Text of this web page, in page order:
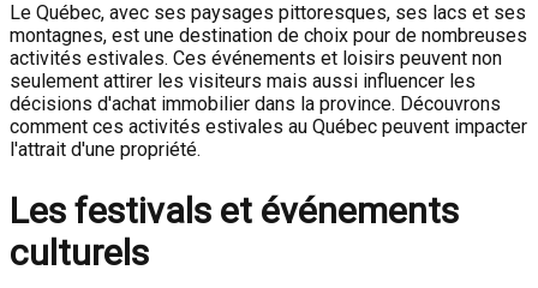
Le Québec, avec ses paysages pittoresques, ses lacs et ses
montagnes, est une destination de choix pour de nombreuses
activités estivales. Ces événements et loisirs peuvent non
seulement attirer les visiteurs mais aussi influencer les
décisions d'achat immobilier dans la province. Découvrons
comment ces activités estivales au Québec peuvent impacter
l'attrait d'une propriété.
Les festivals et événements
culturels